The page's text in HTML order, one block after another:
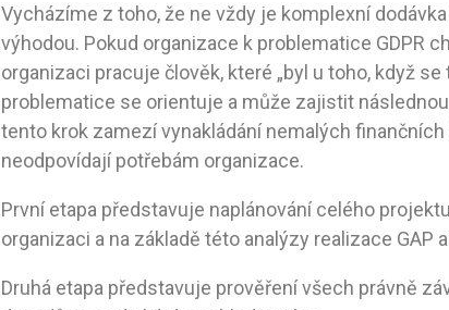
Vycházíme z toho, že ne vždy je komplexní
výhodou. Pokud organizace k problematice GDPR
organizaci pracuje člověk, které „byl u toho, když se
problematice se orientuje a může zajistit
tento krok zamezí vynakládání nemalých
neodpovídají potřebám organizace.
První etapa představuje naplánování celého
organizaci a na základě této analýzy realizace GAP
Druhá etapa představuje prověření všech právně